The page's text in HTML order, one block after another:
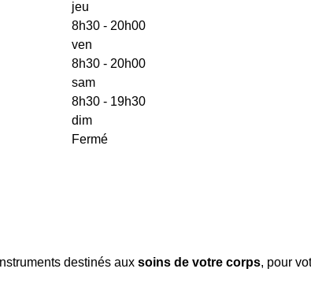
jeu
8h30 - 20h00
ven
8h30 - 20h00
sam
8h30 - 19h30
dim
Fermé
destinés aux soins de votre corps, pour